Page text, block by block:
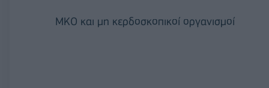
ΜΚΟ και μη κερδοσκοπικοί οργανισμοί